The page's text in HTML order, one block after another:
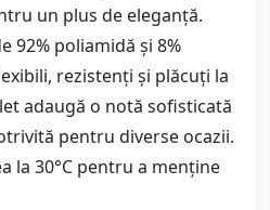
un plus de eleganță.
92% poliamidă și 8%
rezistenți și plăcuți la
adaugă o notă sofisticată
pentru diverse ocazii.
la 30°C pentru a menține